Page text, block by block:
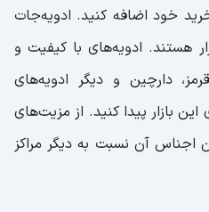
خود اضافه کنید. ادویه‌جات
هستند. ادویه‌های با کیفیت و
دارچین و دیگر ادویه‌های
بازار پیدا کنید. از مزیت‌های
اجناس آن نسبت به دیگر مراکز